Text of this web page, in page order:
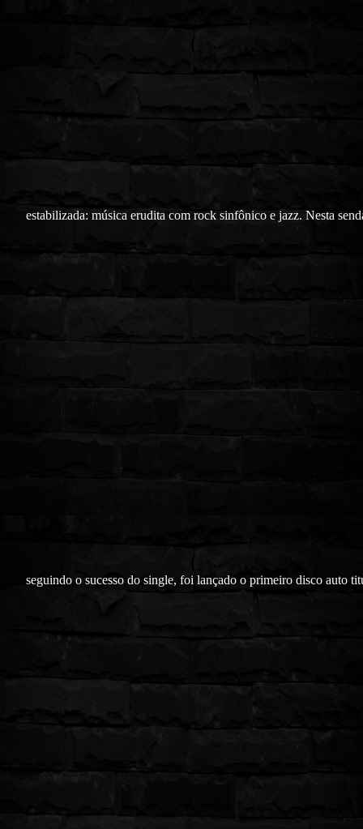
estabilizada: música erudita com rock sinfônico e jazz. Nesta
seguindo o sucesso do single, foi lançado o primeiro disco auto